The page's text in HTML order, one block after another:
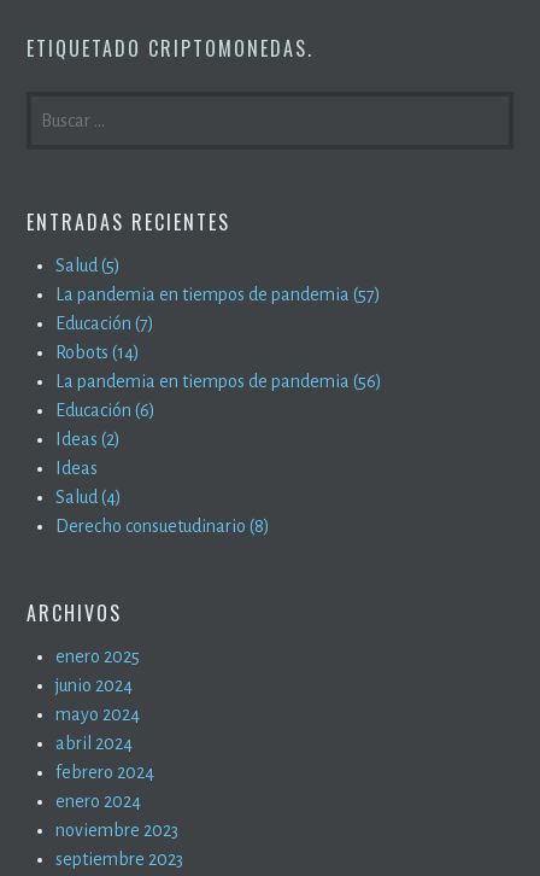
ETIQUETADO CRIPTOMONEDAS.
ENTRADAS RECIENTES
Salud (5)
La pandemia en tiempos de pandemia (57)
Educación (7)
Robots (14)
La pandemia en tiempos de pandemia (56)
Educación (6)
Ideas (2)
Ideas
Salud (4)
Derecho consuetudinario (8)
ARCHIVOS
enero 2025
junio 2024
mayo 2024
abril 2024
febrero 2024
enero 2024
noviembre 2023
septiembre 2023